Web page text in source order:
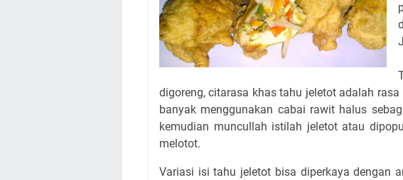
digoreng, citarasa khas tahu jeletot adalah
banyak menggunakan cabai rawit halus
kemudian muncullah istilah jeletot atau
melotot.
Variasi isi tahu jeletot bisa diperkaya dengan